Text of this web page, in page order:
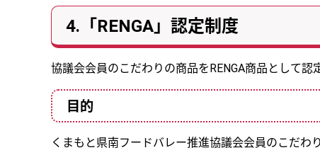
4.「RENGA」認定制度
協議会会員のこだわりの商品をRENGA商品として認
目的
くまもと県南フードバレー推進協議会会員のこだわ